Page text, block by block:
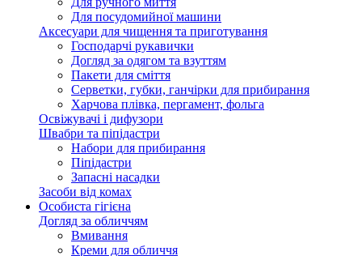
Для посудомийної машини
Аксесуари для чищення та приготування
Господарчі рукавички
Догляд за одягом та взуттям
Пакети для сміття
Серветки, губки, ганчірки для прибирання
Харчова плівка, пергамент, фольга
Освіжувачі і дифузори
Швабри та піпідастри
Набори для прибирання
Піпідастри
Запасні насадки
Засоби від комах
Особиста гігієна
Догляд за обличчям
Вмивання
Креми для обличчя